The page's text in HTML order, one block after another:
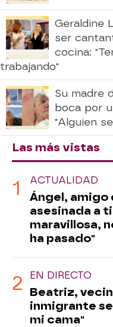
Geraldine
ser
cocina:
trabajando"
Su madre
boca por
"Alguien
Las más vistas
ACTUALIDAD
Ángel, amigo
asesinada a
maravillosa,
ha pasado"
EN DIRECTO
Beatriz,
inmigrante
mi cama"